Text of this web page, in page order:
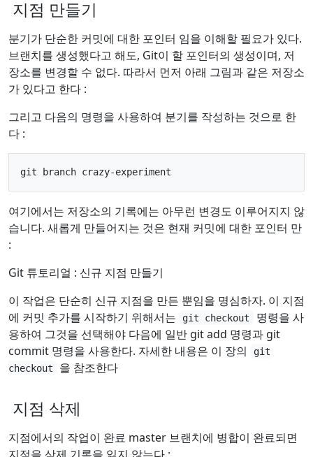
지점 만들기
분기가 단순한 커밋에 대한 포인터 임을 이해할 필요가 있다.
브랜치를 생성했다고 해도, Git이 할 포인터의 생성이며, 저
장소를 변경할 수 없다. 따라서 먼저 아래 그림과 같은 저장소
가 있다고 한다 :
그리고 다음의 명령을 사용하여 분기를 작성하는 것으로 한
다 :
여기에서는 저장소의 기록에는 아무런 변경도 이루어지지 않
습니다. 새롭게 만들어지는 것은 현재 커밋에 대한 포인터 만
:
Git 튜토리얼 : 신규 지점 만들기
이 작업은 단순히 신규 지점을 만든 뿐임을 명심하자. 이 지점
에 커밋 추가를 시작하기 위해서는
git checkout
명령을 사
용하여 그것을 선택해야 다음에 일반 git add 명령과 git
commit 명령을 사용한다. 자세한 내용은 이 장의
git
checkout
을 참조한다
지점 삭제
지점에서의 작업이 완료 master 브랜치에 병합이 완료되면